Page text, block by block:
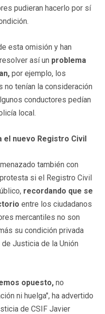
pudieran hacerlo por sí
esta omisión y han
así un problema
por ejemplo, los
no tenían la consideración
conductores pedían
local.
el nuevo Registro Civil
también con
si el Registro Civil
recordando que se
entre los ciudadanos
mercantiles no son
su condición privada
Justicia de la Unión
opuesto, no
ni huelga", ha advertido
de CSIF Javier